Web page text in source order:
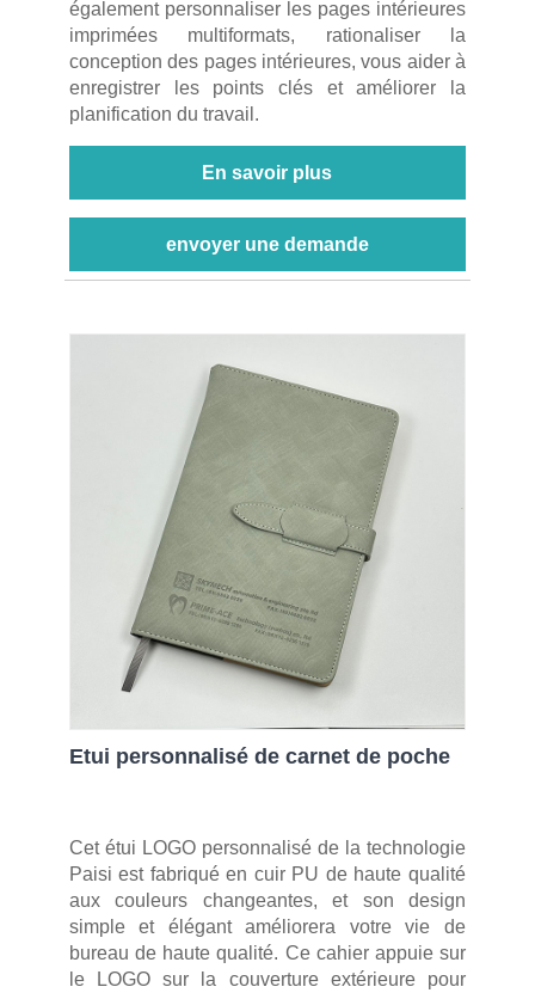
également personnaliser les pages intérieures
imprimées multiformats, rationaliser la
conception des pages intérieures, vous aider à
enregistrer les points clés et améliorer la
planification du travail.
En savoir plus
envoyer une demande
Etui personnalisé de carnet de poche
Cet étui LOGO personnalisé de la technologie
Paisi est fabriqué en cuir PU de haute qualité
aux couleurs changeantes, et son design
simple et élégant améliorera votre vie de
bureau de haute qualité. Ce cahier appuie sur
le LOGO sur la couverture extérieure pour